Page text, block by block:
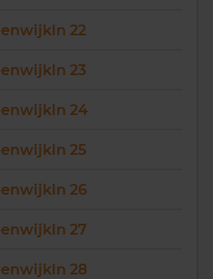
22
23
24
25
26
27
28